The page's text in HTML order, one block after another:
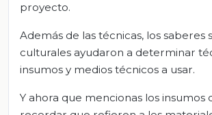
proyecto.
Además de las técnicas, los saberes
culturales ayudaron a determinar
insumos y medios técnicos a usar.
Y ahora que mencionas los insumos